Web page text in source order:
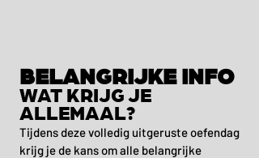
BELANGRIJKE INFO
WAT KRIJG JE
ALLEMAAL?
Tijdens deze volledig uitgeruste oefendag
krijg je de kans om alle belangrijke